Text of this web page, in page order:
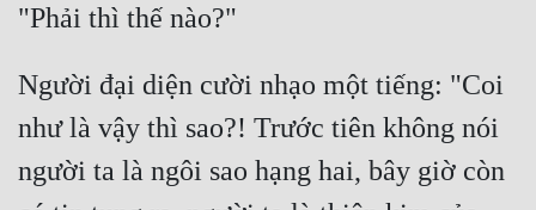
Làm Giàu
Mưu Mô
Mạt Thế
Người đại diện cười nhạo một tiếng: "Coi
như là vậy thì sao?! Trước tiên không nói
người ta là ngôi sao hạng hai, bây giờ còn